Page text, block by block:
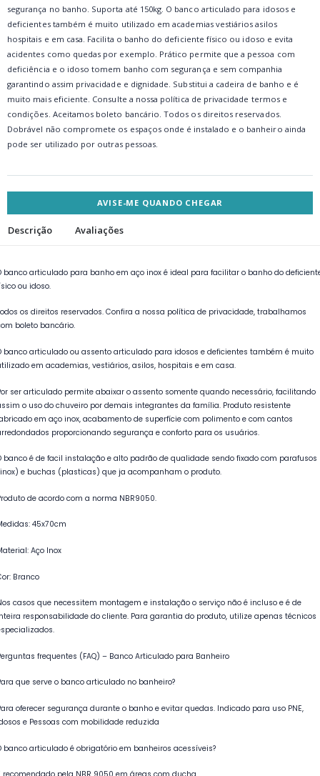
segurança no banho. Suporta até 150kg. O banco articulado para idosos e
deficientes também é muito utilizado em academias vestiários asilos
hospitais e em casa. Facilita o banho do deficiente físico ou idoso e evita
acidentes como quedas por exemplo. Prático permite que a pessoa com
deficiência e o idoso tomem banho com segurança e sem companhia
garantindo assim privacidade e dignidade. Substitui a cadeira de banho e é
muito mais eficiente. Consulte a nossa política de privacidade termos e
condições. Aceitamos boleto bancário. Todos os direitos reservados.
Dobrável não compromete os espaços onde é instalado e o banheiro ainda
pode ser utilizado por outras pessoas.
AVISE-ME QUANDO CHEGAR
Descrição Avaliações
banco articulado para banho em aço inox é ideal para facilitar o banho do
ou idoso.
os direitos reservados. Confira a nossa política de privacidade, trabalhamos
boleto bancário.
banco articulado ou assento articulado para idosos e deficientes também é muito
em academias, vestiários, asilos, hospitais e em casa.
ser articulado permite abaixar o assento somente quando necessário, facilitando
o uso do chuveiro por demais integrantes da família. Produto resistente
em aço inox, acabamento de superfície com polimento e com cantos
proporcionando segurança e conforto para os usuários.
banco é de facil instalação e alto padrão de qualidade sendo fixado com parafusos
e buchas (plasticas) que ja acompanham o produto.
de acordo com a norma NBR9050.
45x70cm
Aço Inox
Branco
casos que necessitem montagem e instalação o serviço não é incluso e é de
responsabilidade do cliente. Para garantia do produto, utilize apenas técnicos
frequentes (FAQ) – Banco Articulado para Banheiro
que serve o banco articulado no banheiro?
oferecer segurança durante o banho e evitar quedas. Indicado para uso PNE,
e Pessoas com mobilidade reduzida
banco articulado é obrigatório em banheiros acessíveis?